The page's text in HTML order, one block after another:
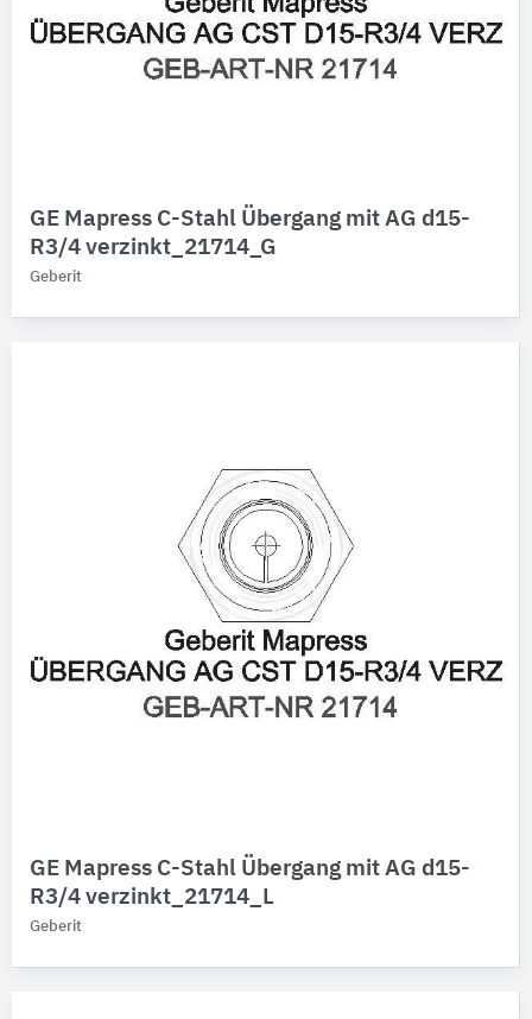
GE Mapress C-Stahl Übergang mit AG d15-
R3/4 verzinkt_21714_G
Geberit
GE Mapress C-Stahl Übergang mit AG d15-
R3/4 verzinkt_21714_L
Geberit